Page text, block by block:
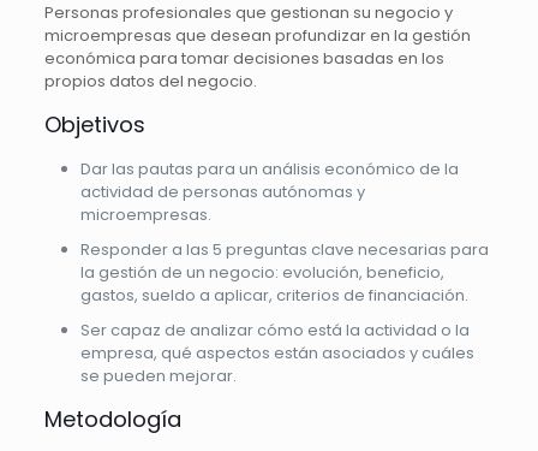
Personas profesionales que gestionan su negocio y
microempresas que desean profundizar en la gestión
económica para tomar decisiones basadas en los
propios datos del negocio.
Objetivos
Dar las pautas para un análisis económico de la
actividad de personas autónomas y
microempresas.
Responder a las 5 preguntas clave necesarias para
la gestión de un negocio: evolución, beneficio,
gastos, sueldo a aplicar, criterios de financiación.
Ser capaz de analizar cómo está la actividad o la
empresa, qué aspectos están asociados y cuáles
se pueden mejorar.
Metodología